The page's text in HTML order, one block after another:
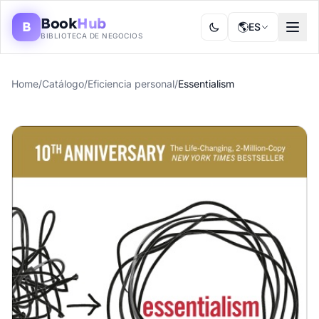
B BookHub
BIBLIOTECA DE NEGOCIOS
🌎ES
Home/Catálogo/Eficiencia personal/Essentialism